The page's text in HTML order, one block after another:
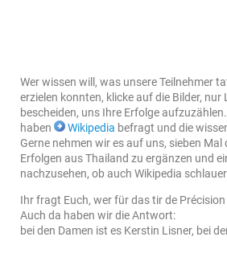
Wer wissen will, was unsere Teilnehmer
erzielen konnten, klicke auf die Bilder, nur
bescheiden, uns Ihre Erfolge
haben
Wikipedia befragt und die
Gerne nehmen wir es auf uns, sieben Mal
Erfolgen aus Thailand zu ergänzen und
nachzusehen, ob auch Wikipedia
Ihr fragt Euch, wer für das tir de
Auch da haben wir die Antwort:
bei den Damen ist es Kerstin Lisner, bei